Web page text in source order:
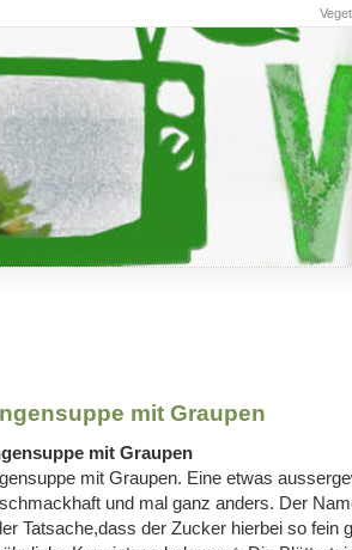
mit Graupen
mit Graupen
mit Graupen. Eine etwas
und mal ganz anders. Der
Tatsache,dass der Zucker hierbei so fein